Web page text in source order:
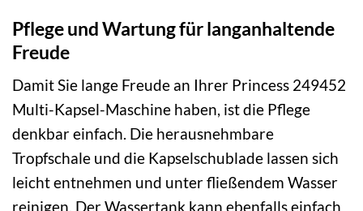
Pflege und Wartung für langanhaltende
Freude
Damit Sie lange Freude an Ihrer Princess 249452
Multi-Kapsel-Maschine haben, ist die Pflege
denkbar einfach. Die herausnehmbare
Tropfschale und die Kapselschublade lassen sich
leicht entnehmen und unter fließendem Wasser
reinigen. Der Wassertank kann ebenfalls einfach